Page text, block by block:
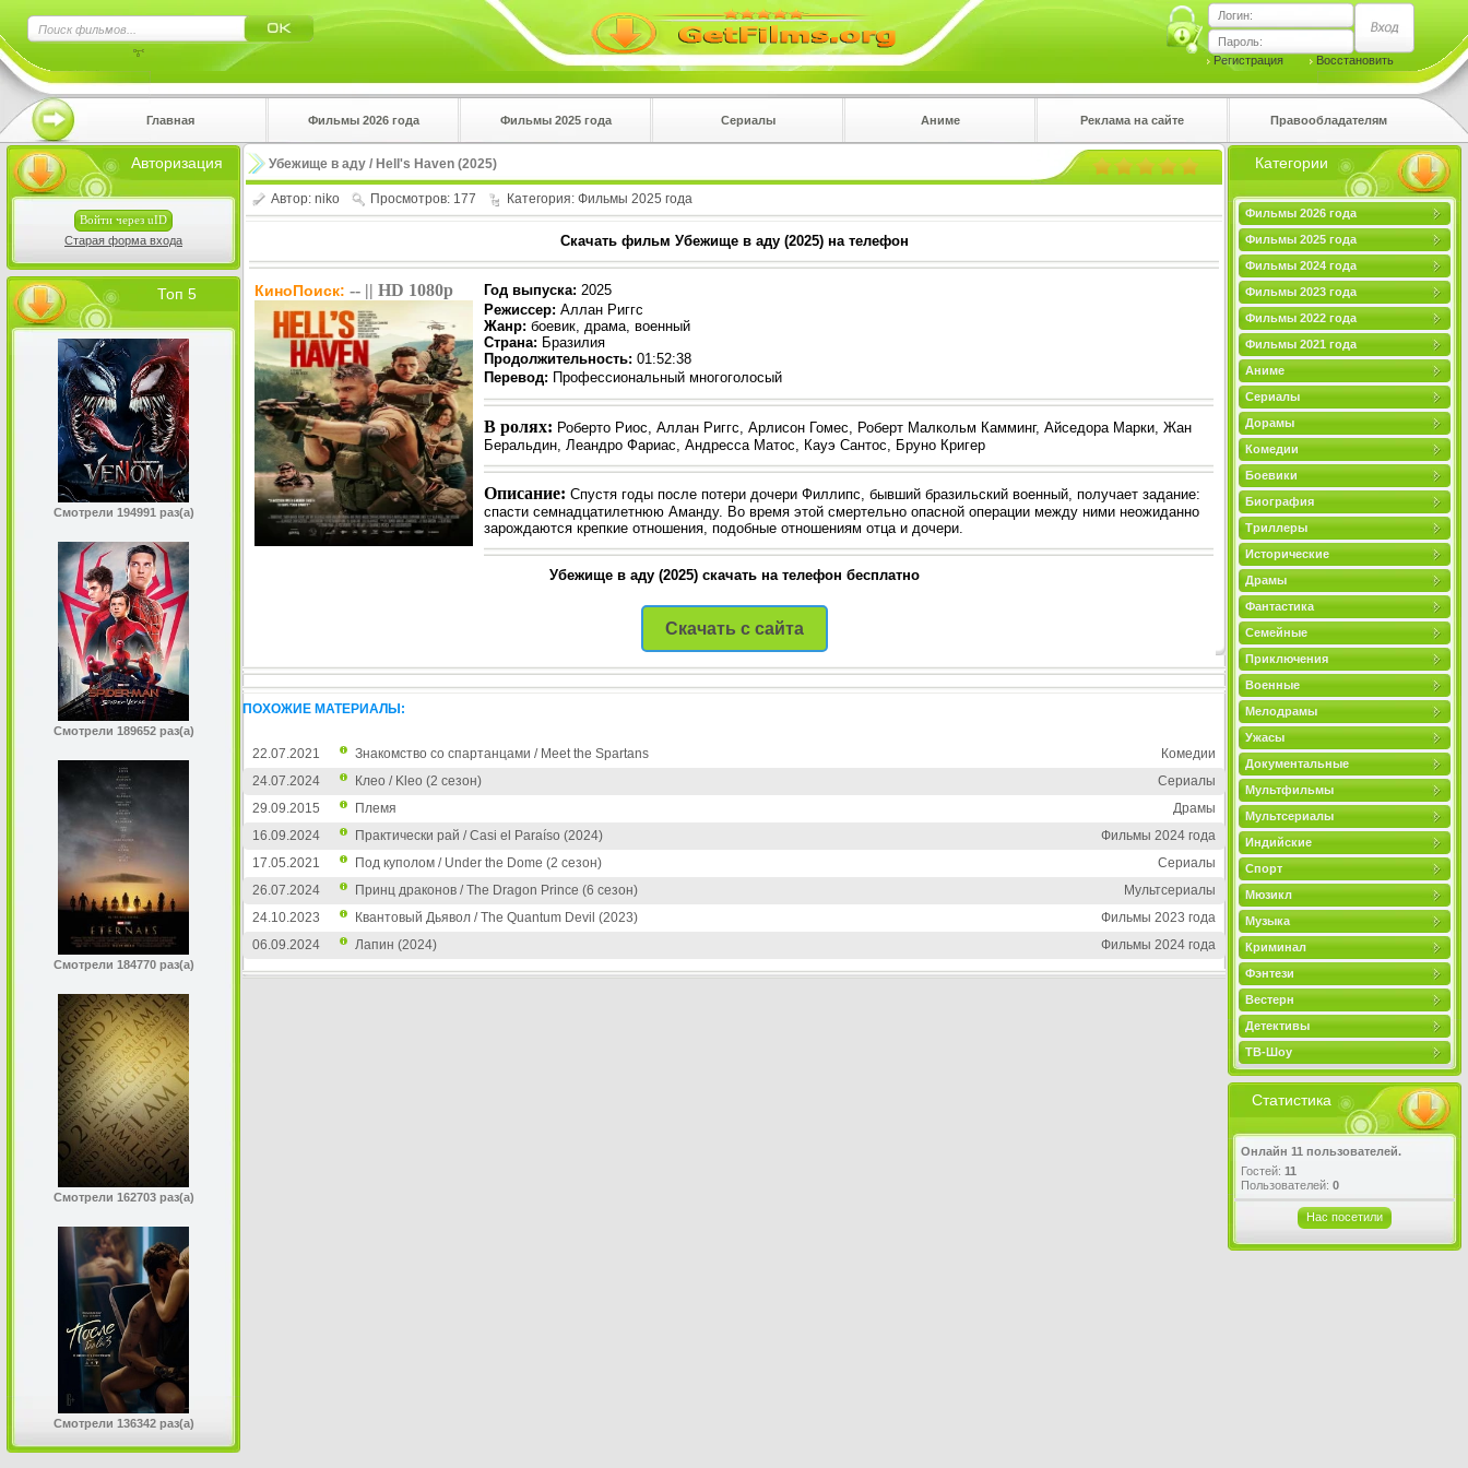
Логин:
Пароль:
Регистрация
Восстановить
Главная Фильмы 2026 года Фильмы 2025 года Сериалы Аниме Реклама на сайте Правообладателям
Авторизация
Войти через uID
Старая форма входа
Топ 5
Смотрели 194991 раз(а)
Смотрели 189652 раз(а)
Смотрели 184770 раз(а)
Смотрели 162703 раз(а)
Смотрели 136342 раз(а)
Категории
Фильмы 2026 года
Фильмы 2025 года
Фильмы 2024 года
Фильмы 2023 года
Фильмы 2022 года
Фильмы 2021 года
Аниме
Сериалы
Дорамы
Комедии
Боевики
Биография
Триллеры
Исторические
Драмы
Фантастика
Семейные
Приключения
Военные
Мелодрамы
Ужасы
Документальные
Мультфильмы
Мультсериалы
Индийские
Спорт
Мюзикл
Музыка
Криминал
Фэнтези
Вестерн
Детективы
ТВ-Шоу
Статистика
Онлайн 11 пользователей.
Гостей: 11
Пользователей: 0
Нас посетили
Убежище в аду / Hell's Haven (2025)
Автор: niko Просмотров: 177 Категория: Фильмы 2025 года
Скачать фильм Убежище в аду (2025) на телефон
КиноПоиск: -- || HD 1080p Год выпуска: 2025
Режиссер: Аллан Риггс
Жанр: боевик, драма, военный
Страна: Бразилия
Продолжительность: 01:52:38
Перевод: Профессиональный многоголосый
В ролях: Роберто Риос, Аллан Риггс, Арлисон Гомес, Роберт Малкольм Камминг, Айседора Марки, Жан
Беральдин, Леандро Фариас, Андресса Матос, Кауэ Сантос, Бруно Кригер
Описание: Спустя годы после потери дочери Филлипс, бывший бразильский военный, получает задание:
спасти семнадцатилетнюю Аманду. Во время этой смертельно опасной операции между ними неожиданно
зарождаются крепкие отношения, подобные отношениям отца и дочери.
Убежище в аду (2025) скачать на телефон бесплатно
Нажмите на в плеере
!!!Если Вы с телефона сперва нажмите на троеточие в правом
верхнем углу!!!
Скачать с сайта
ПОХОЖИЕ МАТЕРИАЛЫ:
22.07.2021 Знакомство со спартанцами / Meet the Spartans
Комедии
24.07.2024
Клео / Kleo (2 сезон)
Сериалы
29.09.2015
Племя
Драмы
16.09.2024
Практически рай / Casi el Paraíso (2024)
Фильмы 2024 года
17.05.2021
Под куполом / Under the Dome (2 сезон)
Сериалы
26.07.2024
Принц драконов / The Dragon Prince (6 сезон)
Мультсериалы
24.10.2023
Квантовый Дьявол / The Quantum Devil (2023)
Фильмы 2023 года
06.09.2024
Лапин (2024) Фильмы 2024 года